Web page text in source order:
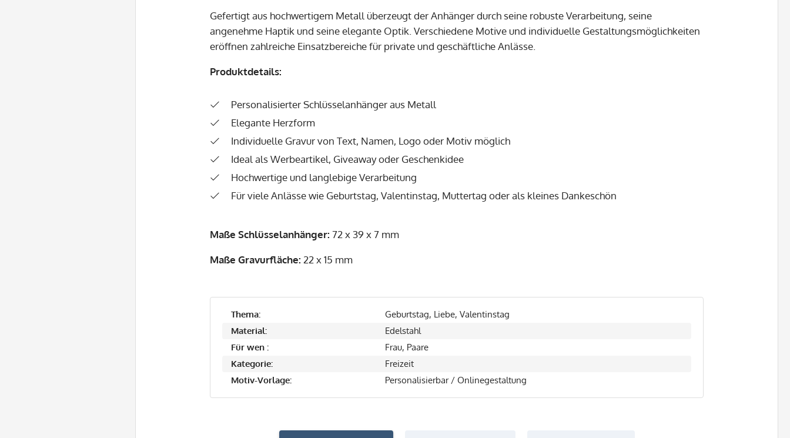
Gefertigt aus hochwertigem Metall überzeugt der Anhänger durch seine robuste Verarbeitung, seine
angenehme Haptik und seine elegante Optik. Verschiedene Motive und individuelle Gestaltungsmöglichkeiten
eröffnen zahlreiche Einsatzbereiche für private und geschäftliche Anlässe.
Produktdetails:
Personalisierter Schlüsselanhänger aus Metall
Elegante Herzform
Individuelle Gravur von Text, Namen, Logo oder Motiv möglich
Ideal als Werbeartikel, Giveaway oder Geschenkidee
Hochwertige und langlebige Verarbeitung
Für viele Anlässe wie Geburtstag, Valentinstag, Muttertag oder als kleines Dankeschön
Maße Schlüsselanhänger: 72 x 39 x 7 mm
Maße Gravurfläche: 22 x 15 mm
Thema:
Geburtstag, Liebe, Valentinstag
Material:
Edelstahl
Für wen :
Frau, Paare
Kategorie:
Freizeit
Motiv-Vorlage:
Personalisierbar / Onlinegestaltung